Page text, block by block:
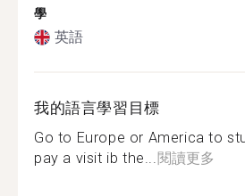
學
英語
我的語言學習目標
Go to Europe or America to
pay a visit ib the...閱讀更多